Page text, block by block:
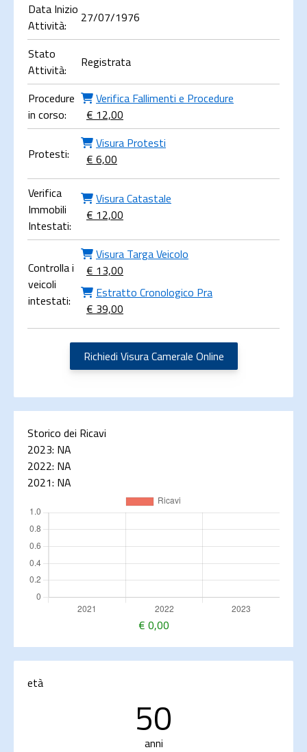
Data Inizio
Attività:
27/07/1976
Stato
Attività:
Registrata
Procedure
in corso:
Verifica Fallimenti e Procedure
€ 12,00
Protesti:
Visura Protesti
€ 6,00
Verifica
Immobili
Intestati:
Visura Catastale
€ 12,00
Controlla i
veicoli
intestati:
Visura Targa Veicolo
€ 13,00
Estratto Cronologico Pra
€ 39,00
Richiedi Visura Camerale Online
Storico dei Ricavi
2023: NA
2022: NA
2021: NA
€ 0,00
età
50
anni